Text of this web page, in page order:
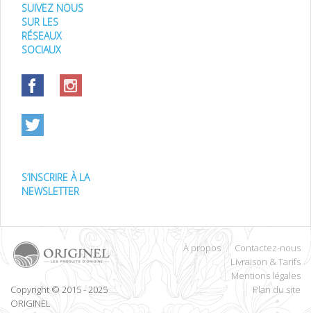
SUIVEZ NOUS
SUR LES
RÉSEAUX
SOCIAUX
S’INSCRIRE À LA
NEWSLETTER
Copyright © 2015 - 2025
ORIGINEL
À propos
Contactez-nous
Livraison & Tarifs
Mentions légales
Plan du site